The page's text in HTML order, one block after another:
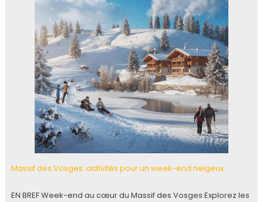
Massif des Vosges: activités pour un week-end neigeux
EN BREF Week-end au cœur du Massif des Vosges Explorez les